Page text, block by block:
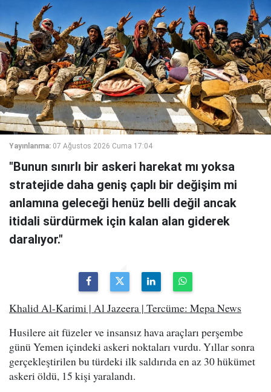
Yayınlanma: 07 Ağustos 2026 Cuma 17:04
"Bunun sınırlı bir askeri harekat mı yoksa
stratejide daha geniş çaplı bir değişim mi
anlamına geleceği henüz belli değil ancak
itidali sürdürmek için kalan alan giderek
daralıyor."
Khalid Al-Karimi | Al Jazeera | Tercüme: Mepa News
Husilere ait füzeler ve insansız hava araçları perşembe
günü Yemen içindeki askeri noktaları vurdu. Yıllar sonra
gerçekleştirilen bu türdeki ilk saldırıda en az 30 hükümet
askeri öldü, 15 kişi yaralandı.